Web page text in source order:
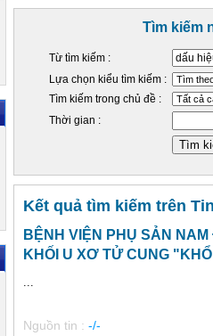
Tìm kiếm
Từ tìm kiếm :
Lựa chọn kiểu tìm kiếm :
Tìm kiếm trong chủ đề :
Thời gian :
Kết quả tìm kiếm trên
BỆNH VIỆN PHỤ SẢN
KHỐI U XƠ TỬ CUNG
Nguồn tin : -/-